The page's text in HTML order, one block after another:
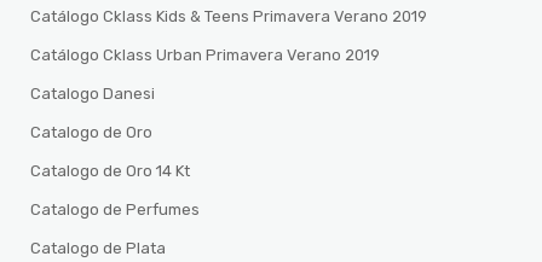
Catálogo Cklass Kids & Teens Primavera Verano 2019
Catálogo Cklass Urban Primavera Verano 2019
Catalogo Danesi
Catalogo de Oro
Catalogo de Oro 14 Kt
Catalogo de Perfumes
Catalogo de Plata